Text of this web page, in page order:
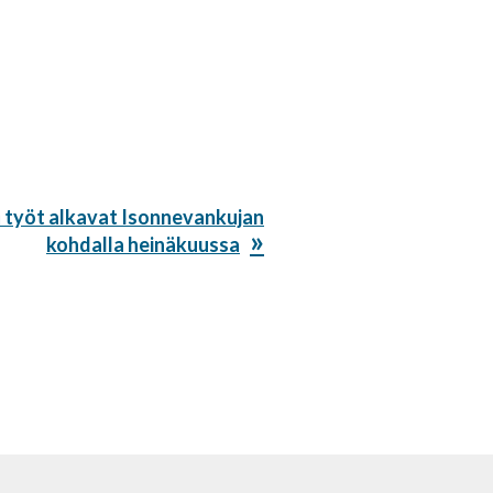
työt alkavat Isonnevankujan
kohdalla heinäkuussa